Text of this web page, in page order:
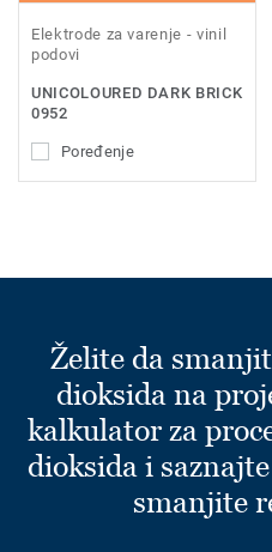
Elektrode za varenje - vinil
podovi
UNICOLOURED DARK BRICK
0952
Poređenje
Želite da
dioksida na
kalkulator za
dioksida i
smanjite